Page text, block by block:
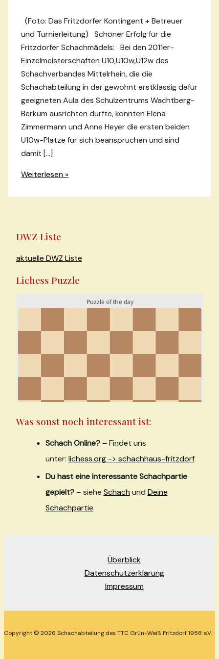
(Foto: Das Fritzdorfer Kontingent + Betreuer
und Turnierleitung) Schöner Erfolg für die
Fritzdorfer Schachmädels: Bei den 2011er-
Einzelmeisterschaften U10,U10w,U12w des
Schachverbandes Mittelrhein, die die
Schachabteilung in der gewohnt erstklassig dafür
geeigneten Aula des Schulzentrums Wachtberg-
Berkum ausrichten durfte, konnten Elena
Zimmermann und Anne Heyer die ersten beiden
U10w-Plätze für sich beanspruchen und sind
damit […]
Fritzdorfer
Schachzwerge
den
SJM-
U10,U10w,U12w
am
13.3.11
Weiterlesen »
DWZ Liste
aktuelle DWZ Liste
Lichess Puzzle
Was sonst noch interessant ist:
Schach Online? –Findet uns
unter: lichess.org -> schachhaus-fritzdorf
Du hast eine interessante Schachpartie
gepielt?– siehe Schach und Deine
Schachpartie
Überblick
Datenschutzerklärung
Impressum
Copyright © 2026 Schachabteilung des TTC Grün-Weiß Fritzdorf 1958 e.V.